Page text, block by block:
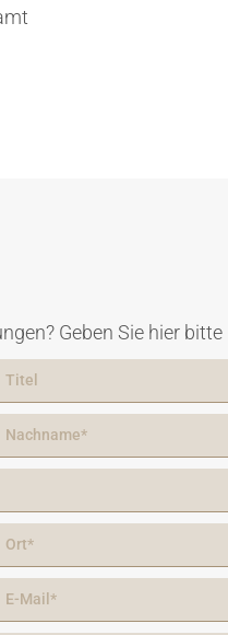
Geben Sie hier